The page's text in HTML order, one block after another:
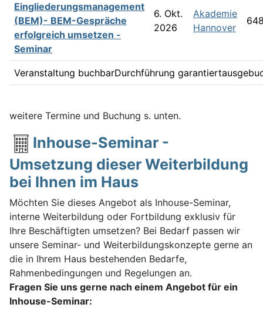
Eingliederungsmanagement
(BEM)- BEM-Gespräche
erfolgreich umsetzen -
Seminar
6. Okt.
2026
Akademie
Hannover
Veranstaltung buchbarDurchführung garantiert
weitere Termine und Buchung s. unten.
Inhouse-Seminar -
Umsetzung dieser Weiterbildung
bei Ihnen im Haus
Möchten Sie dieses Angebot als Inhouse-Seminar,
interne Weiterbildung oder Fortbildung exklusiv für
Ihre Beschäftigten umsetzen? Bei Bedarf passen wir
unsere Seminar- und Weiterbildungskonzepte gerne an
die in Ihrem Haus bestehenden Bedarfe,
Rahmenbedingungen und Regelungen an.
Fragen Sie uns gerne nach einem Angebot für ein
Inhouse-Seminar: